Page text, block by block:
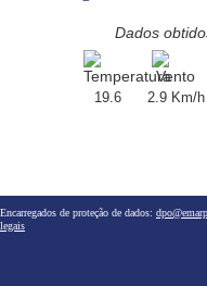
Dados
19.6 2.9 Km/h
Encarregados de proteção de dados:
legais